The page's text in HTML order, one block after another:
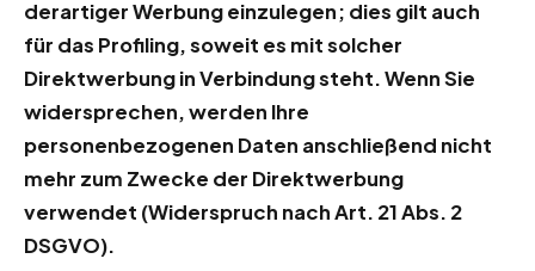
derartiger Werbung einzulegen; dies gilt auch
für das Profiling, soweit es mit solcher
Direktwerbung in Verbindung steht. Wenn Sie
widersprechen, werden Ihre
personenbezogenen Daten anschließend nicht
mehr zum Zwecke der Direktwerbung
verwendet (Widerspruch nach Art. 21 Abs. 2
DSGVO).